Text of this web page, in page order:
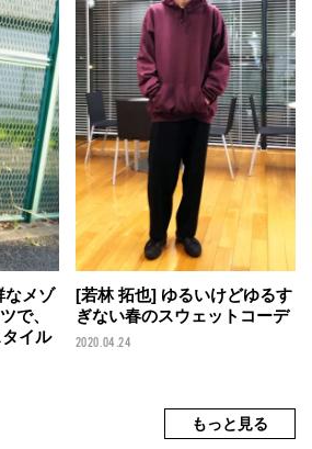
なメゾ
で、
イル
[若林 拓也] ゆるいけどゆるす
ぎない春のスウェットコーデ
2020.04.24